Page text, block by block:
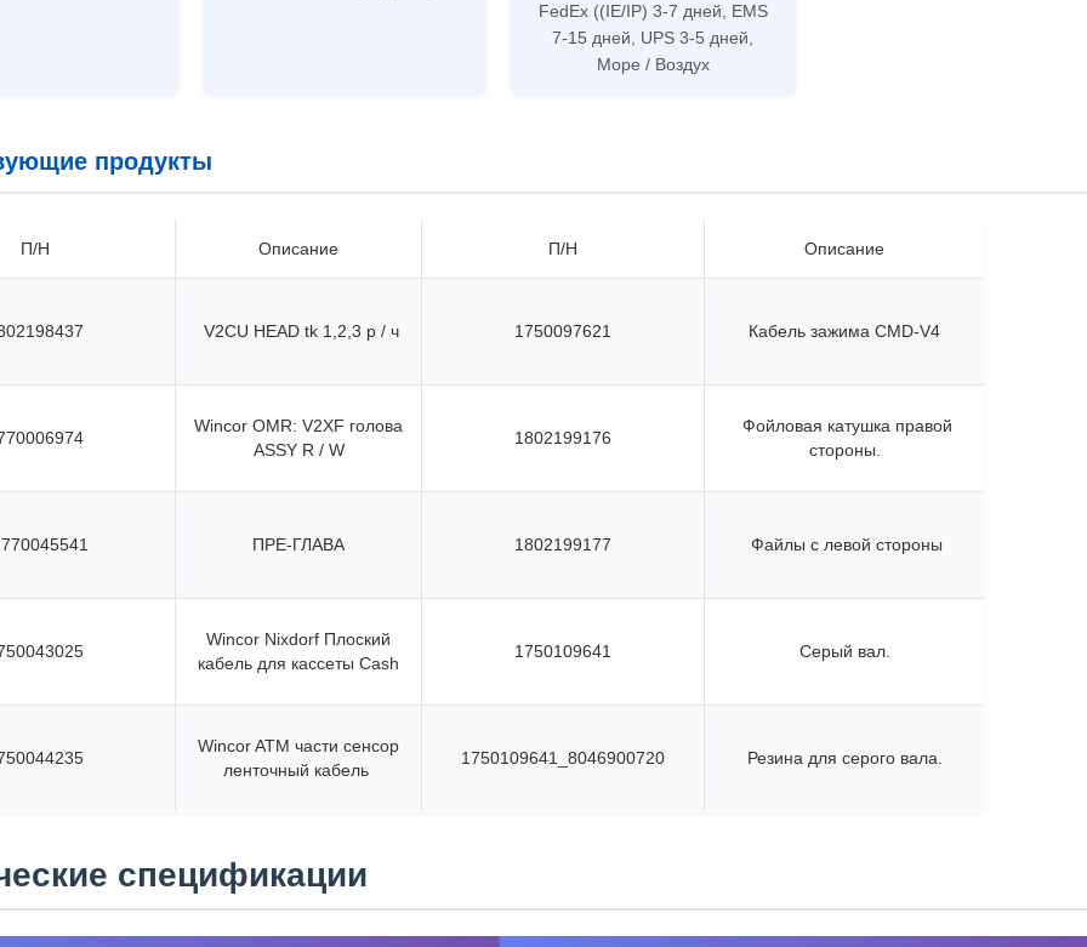
FedEx ((IE/IP) 3-7 дней, EMS
7-15 дней, UPS 3-5 дней,
Море / Воздух
продукты
П/Н Описание П/Н Описание
V2CU HEAD tk 1,2,3 р / ч 1750097621 Кабель зажима CMD-V4
Wincor OMR: V2XF голова
ASSY R / W
1802199176
Фойловая катушка правой
стороны.
ПРЕ-ГЛАВА 1802199177 Файлы с левой стороны
Wincor Nixdorf Плоский
кабель для кассеты Cash
1750109641 Серый вал.
Wincor ATM части сенсор
ленточный кабель
1750109641_8046900720 Резина для серого вала.
спецификации